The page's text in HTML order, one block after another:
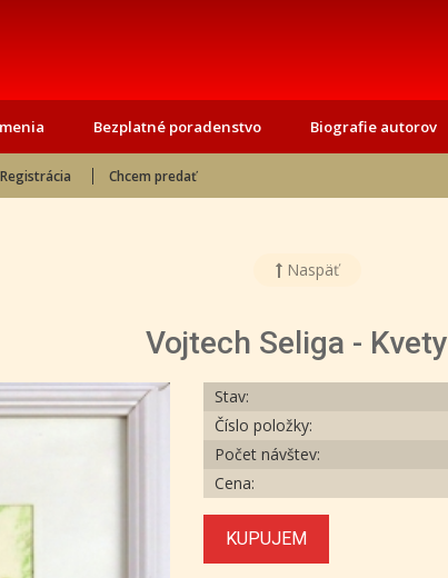
Bezplatné poradenstvo Biografie autorov
Registrácia Chcem predať
Naspäť
Vojtech Seliga - Kvety
Stav:
Číslo položky:
Počet návštev:
Cena:
KUPUJEM